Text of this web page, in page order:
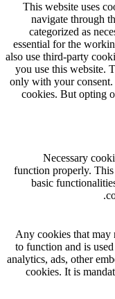
This website uses
navigate through
categorized as
essential for the
also use third-party
you use this website.
only with your consent.
cookies. But opting
Necessary
function properly.
basic
Any cookies that may
to function and is
analytics, ads, other
cookies. It is